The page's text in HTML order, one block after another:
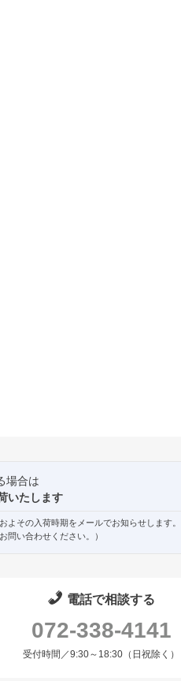
場合は
いたします
よその入荷時期をメールでお知らせします。
問い合わせください。）
電話で相談する
072-338-4141
受付時間／9:30～18:30（日祝除く）